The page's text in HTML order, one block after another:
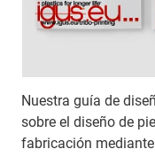
Nuestra guía de
sobre el diseño de
fabricación